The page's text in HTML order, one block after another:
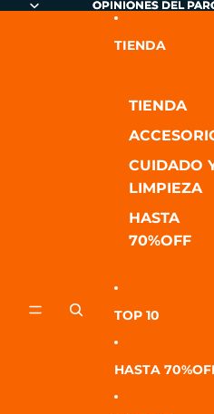
OPINIONES DEL
OPINIONES DEL
TIENDA
TIENDA
CUIDADO
LIMPIEZA
HASTA
70%OFF
TOP 10
HASTA